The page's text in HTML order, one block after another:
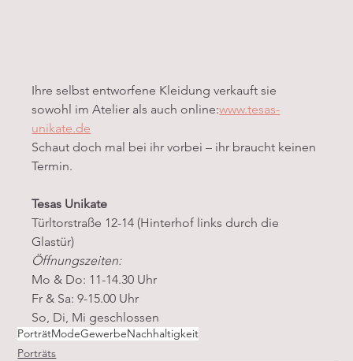
Ihre selbst entworfene Kleidung verkauft sie
sowohl im Atelier als auch online:www.tesas-
unikate.de
Schaut doch mal bei ihr vorbei – ihr braucht keinen
Termin.
Tesas Unikate
Türltorstraße 12-14 (Hinterhof links durch die
Glastür)
Öffnungszeiten:
Mo & Do: 11-14.30 Uhr
Fr & Sa: 9-15.00 Uhr
So, Di, Mi geschlossen
PorträtModeGewerbeNachhaltigkeit
Porträts